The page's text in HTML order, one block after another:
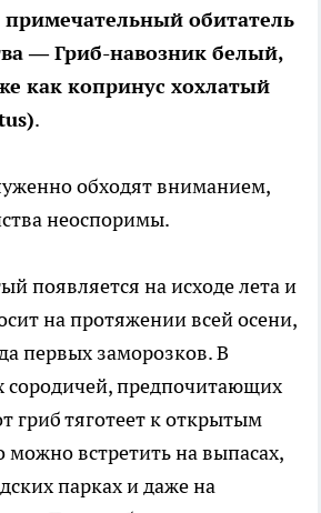
обитатель
— Гриб-навозник белый,
как копринус хохлатый
.
обходят вниманием,
неоспоримы.
появляется на исходе лета и
на протяжении всей осени,
первых заморозков. В
сородичей, предпочитающих
гриб тяготеет к открытым
встретить на выпасах,
парках и даже на